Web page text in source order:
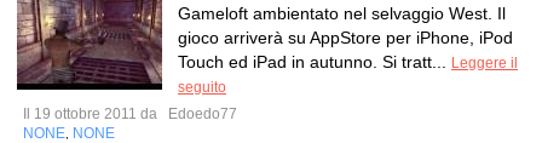
Gameloft ambientato nel selvaggio West. Il
gioco arriverà su AppStore per iPhone, iPod
Touch ed iPad in autunno. Si tratt...
Leggere il
seguito
Il 19 ottobre 2011 da
Edoedo77
NONE NONE